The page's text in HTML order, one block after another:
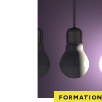
FORMATION